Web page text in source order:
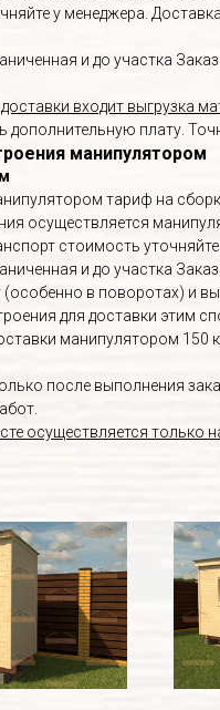
у менеджера.
и до участка
входит выгрузка
дополнительную плату.
манипулятором
тариф на
осуществляется
стоимость
и до участка
(особенно в поворотах) и
для доставки этим
манипулятором 150
после выполнения
осуществляется только